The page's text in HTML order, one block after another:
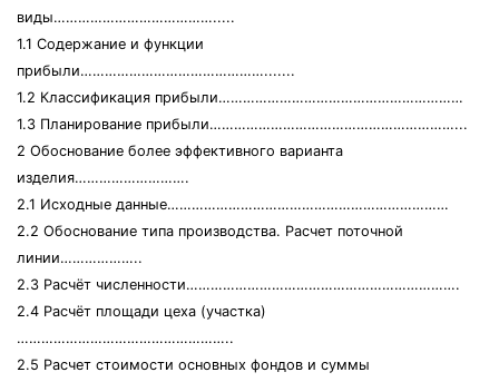
виды………………………………….....
1.1 Содержание и функции
прибыли……………………………………….......
1.2 Классификация прибыли……………………………………………………
1.3 Планирование прибыли……………………………………………………...
2 Обоснование более эффективного варианта
изделия……………………….
2.1 Исходные данные……………………………………………………………
2.2 Обоснование типа производства. Расчет поточной
линии………………..
2.3 Расчёт численности………………………………………………………….
2.4 Расчёт площади цеха (участка)
……………………………………………..
2.5 Расчет стоимости основных фондов и суммы